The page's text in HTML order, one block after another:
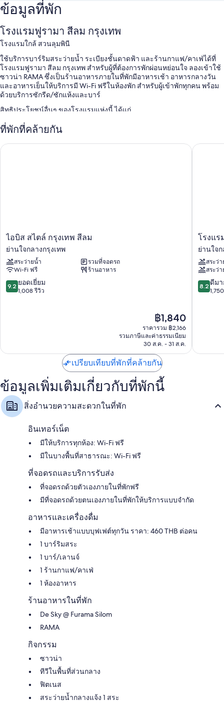
ข้อมูลที่พัก
โรงแรมฟูรามา สีลม กรุงเทพ
โรงแรมใกล้ สวนลุมพินี
ใช้บริการบาร์ริมสระว่ายน้ำ ระเบียงชั้นดาดฟ้า และร้านกาแฟ/คาเฟ่ได้ที่
โรงแรมฟูรามา สีลม กรุงเทพ สำหรับผู้ที่ต้องการพักผ่อนหย่อนใจ ลองเข้าใช้
ซาวน่า RAMA ซึ่งเป็นร้านอาหารภายในที่พักมีอาหารเช้า อาหารกลางวัน
และอาหารเย็นให้บริการมี Wi-Fi ฟรีในห้องพัก สำหรับผู้เข้าพักทุกคน พร้อม
ด้วยบริการซักรีด/ซักแห้งและบาร์
สิทธิประโยชน์อื่นๆ ของโรงแรมแห่งนี้ ได้แก่
สระว่ายน้ำกลางแจ้งพร้อมด้วยเก้าอี้อาบแดด
อาหารเช้าแบบบุฟเฟต์ (มีค่าบริการ), ลิฟต์ และหนังสือพิมพ์ฟรี
สิ่งอำนวยความสะดวกเพิ่มเติมได้แก่
โถสุขภัณฑ์แบบบิเดต์, ของใช้ในห้องน้ำฟรี และไดร์เป่าผม
ทีวีความละเอียดสูงพร้อม ช่องเคเบิล
ตู้เย็น, บริการดูแลเด็ก และเครื่องชงกาแฟ/ชา
ที่พักที่คล้ายกัน
ไอ
บิส
สไตล์
กรุงเทพ
สีลม
ย่าน
ใจกลาง
ไอบิส สไตล์ กรุงเทพ สีลม
ย่านใจกลางกรุงเทพ
สระว่ายน้ำ
รวมที่จอดรถ
Wi-Fi ฟรี
ร้านอาหาร
9.2
จาก
9.2 ยอดเยี่ยม
1,008 รีวิว
ราคา
ปัจจุบัน
คือ
฿1,840
฿1,840
ราคารวม ฿2,166
รวมภาษีและค่าธรรมเนียม
30 ส.ค. - 31 ส.ค.
ไอบิส สไตล์ กรุงเทพ สีลม
โรง
แรม
ปริ
นซ์
พา
เลซ
กรุงเทพ
โรงแร
ย่านใจก
สระว่
สระว่
8.2
จาก
8.2 ดีม
โรงแรม
เปรียบเทียบที่พักที่คล้ายกัน
ข้อมูลเพิ่มเติมเกี่ยวกับที่พักนี้
สิ่งอำนวยความสะดวกในที่พัก
อินเทอร์เน็ต
มีให้บริการทุกห้อง: Wi-Fi ฟรี
มีในบางพื้นที่สาธารณะ: Wi-Fi ฟรี
ที่จอดรถและบริการรับส่ง
ที่จอดรถด้วยตัวเองภายในที่พักฟรี
มีที่จอดรถด้วยตนเองภายในที่พักให้บริการแบบจำกัด
อาหารและเครื่องดื่ม
มีอาหารเช้าแบบบุฟเฟต์ทุกวัน ราคา: 460 THB ต่อคน
1 บาร์ริมสระ
1 บาร์/เลานจ์
1 ร้านกาแฟ/คาเฟ่
1 ห้องอาหาร
ร้านอาหารในที่พัก
De Sky @ Furama Silom
RAMA
กิจกรรม
ซาวน่า
ทีวีในพื้นที่ส่วนกลาง
ฟิตเนส
สระว่ายน้ำกลางแจ้ง 1 สระ